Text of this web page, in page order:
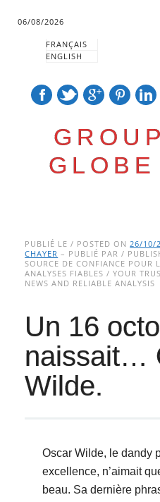
06/08/2026
FRANÇAIS
ENGLISH
Main menu
to
content
PUBLIÉ LE / POSTED ON26/10/
CHAYER – PUBLIÉ PAR /
SOURCE DE CONFIANCE POUR
ANALYSES FIABLES / YOUR
NEWS AND RELIABLE ANALYSIS
Un 16
naissait…
Wilde.
Oscar Wilde, le dandy
excellence, n’aimait
beau. Sa dernière